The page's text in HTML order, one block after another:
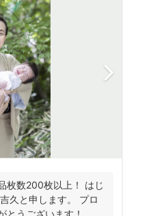
枚数200枚以上！ はじ
久と申します。 プロ
とうございます！ ...